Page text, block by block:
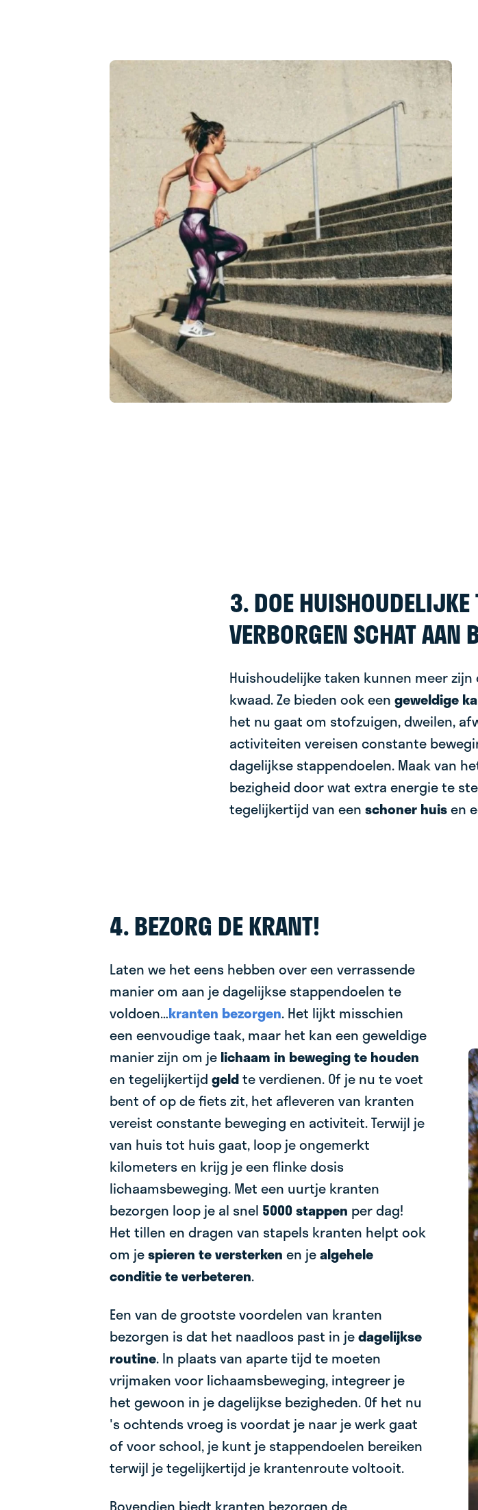
3. DOE HUISHOUDELIJKE
VERBORGEN SCHAT AAN
Huishoudelijke taken kunnen meer
kwaad. Ze bieden ook een geweldige
het nu gaat om stofzuigen, dweilen,
activiteiten vereisen constante
dagelijkse stappendoelen. Maak van
bezigheid door wat extra energie te
tegelijkertijd van een schoner huisen
4. BEZORG DE KRANT!
Laten we het eens hebben over een verrassende
manier om aan je dagelijkse stappendoelen te
voldoen…kranten bezorgen. Het lijkt misschien
een eenvoudige taak, maar het kan een geweldige
manier zijn om je lichaam in beweging te houden
en tegelijkertijd geldte verdienen. Of je nu te voet
bent of op de fiets zit, het afleveren van kranten
vereist constante beweging en activiteit. Terwijl je
van huis tot huis gaat, loop je ongemerkt
kilometers en krijg je een flinke dosis
lichaamsbeweging. Met een uurtje kranten
bezorgen loop je al snel 5000 stappen per dag!
Het tillen en dragen van stapels kranten helpt ook
om jespieren te versterken en jealgehele
conditie te verbeteren.
Een van de grootste voordelen van kranten
bezorgen is dat het naadloos past in jedagelijkse
routine. In plaats van aparte tijd te moeten
vrijmaken voor lichaamsbeweging, integreer je
het gewoon in je dagelijkse bezigheden. Of het nu
's ochtends vroeg is voordat je naar je werk gaat
of voor school, je kunt je stappendoelen bereiken
terwijl je tegelijkertijd je krantenroute voltooit.
Bovendien biedt kranten bezorgen de